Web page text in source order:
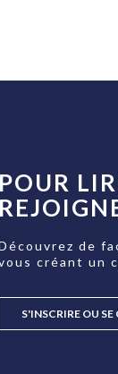
POUR
de
créant un
S'INSCRIRE OU